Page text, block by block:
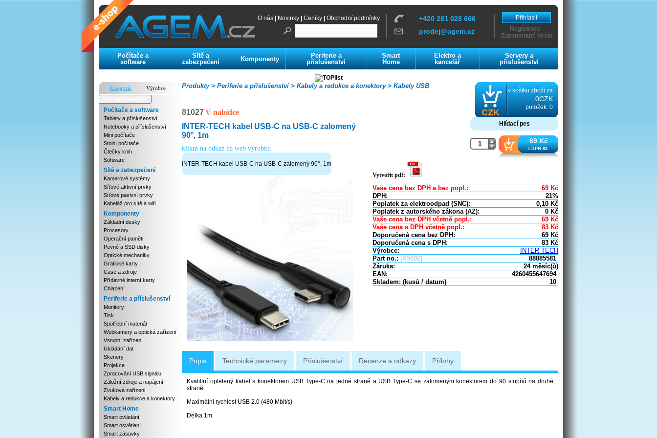
O nás Novinky Ceníky Obchodní podmínky
+420 281 028 666
prodej@agem.cz
Přihlásit
Registrace
Zapomenuté heslo
Počítače a
software
Sítě a
zabezpečení
Komponenty
Periferie a
příslušenství
Smart
Home
Elektro a
kancelář
Servery a
příslušenství
Kategorie
Výrobce
Počítače a software
Tablety a příslušenství
Notebooky a příslušenství
Mini počítače
Stolní počítače
Čtečky knih
Software
Sítě a zabezpečení
Kamerové systémy
Síťové aktivní prvky
Síťové pasivní prvky
Kabeláž pro sítě a wifi
Komponenty
Základní desky
Procesory
Operační paměti
Pevné a SSD disky
Optické mechaniky
Grafické karty
Case a zdroje
Přídavné interní karty
Chlazení
Periferie a příslušenství
Monitory
Tisk
Spotřební materiál
Webkamery a optická zařízení
Vstupní zařízení
Ukládání dat
Skenery
Projekce
Zpracování USB signálu
Záložní zdroje a napájení
Zvuková zařízeni
Kabely a redukce a konektory
Smart Home
Smart ovládání
Smart osvětlení
Smart zásuvky
Kabely USB
Kabely a redukce a konektory >
Periferie a příslušenství >
Produkty >
CZK
v košíku zboží za
0CZK
položek: 0
81027V nabídce
INTER-TECH kabel USB-C na USB-C zalomený
90°, 1m
klikni na odkaz na web výrobku
INTER-TECH kabel USB-C na USB-C zalomený 90°, 1m
Hlídací pes
69 Kč
s DPH 83
Vytvořit pdf:
Vaše cena bez DPH a bez popl.: 69 Kč
DPH:
21%
Poplatek za elektroodpad (SNC):
0,10 Kč
Poplatek z autorského zákona (AZ):
0 Kč
Vaše cena bez DPH včetně popl.:
69 Kč
Vaše cena s DPH včetně popl.:
83 Kč
Doporučená cena bez DPH:
69 Kč
Doporučená cena s DPH:
83 Kč
Výrobce:
INTER-TECH
Part no.: [X5002]
88885581
Záruka:
24 měsíc(ů)
EAN:
4260455647694
Skladem: (kusů / datum)
10
Popis Technické parametry Příslušenství Recenze a odkazy Přílohy
Kvaliltní opletený kabel s konektorem USB Type-C na jedné straně a USB Type-C se zalomeným konektorem do 90 stupňů na druhé
straně.
Maximální rychlost USB 2.0 (480 Mbit/s)
Délka 1m